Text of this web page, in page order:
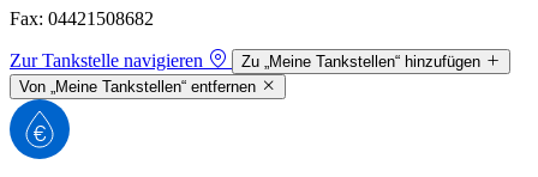
Fax: 04421508682
Zur Tankstelle navigieren
Zu „Meine Tankstellen“ hinzufügen
Von „Meine Tankstellen“ entfernen